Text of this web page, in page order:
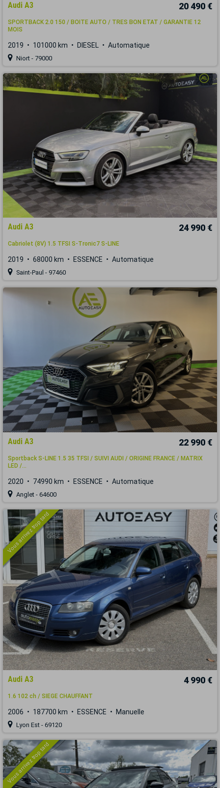
Audi A3 20 490 €
SPORTBACK 2.0 150 / BOITE AUTO / TRES BON ETAT / GARANTIE 12
MOIS
2019 101000 km DIESEL Automatique
Niort - 79000
Audi A3 24 990 €
Cabriolet (8V) 1.5 TFSI S-Tronic7 S-LINE
2019 68000 km ESSENCE Automatique
Saint-Paul - 97460
Audi A3 22 990 €
Sportback S-LINE 1.5 35 TFSI / SUIVI AUDI / ORIGINE FRANCE / MATRIX
LED /...
2020 74990 km ESSENCE Automatique
Anglet - 64600
Vous arrivez trop tard
Audi A3 4 990 €
1.6 102 ch / SIEGE CHAUFFANT
2006 187700 km ESSENCE Manuelle
Lyon Est - 69120
Vous arrivez trop tard